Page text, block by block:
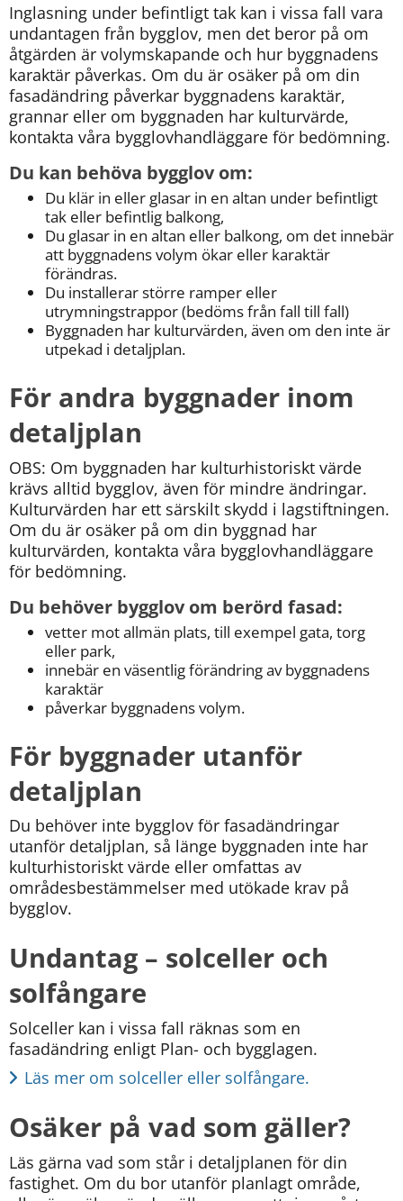
Inglasning under befintligt tak kan i vissa fall vara
undantagen från bygglov, men det beror på om
åtgärden är volymskapande och hur byggnadens
karaktär påverkas. Om du är osäker på om din
fasadändring påverkar byggnadens karaktär,
grannar eller om byggnaden har kulturvärde,
kontakta våra bygglovhandläggare för bedömning.
Du kan behöva bygglov om:
Du klär in eller glasar in en altan under befintligt
tak eller befintlig balkong,
Du glasar in en altan eller balkong, om det innebär
att byggnadens volym ökar eller karaktär
förändras.
Du installerar större ramper eller
utrymningstrappor (bedöms från fall till fall)
Byggnaden har kulturvärden, även om den inte är
utpekad i detaljplan.
För andra byggnader inom
detaljplan
OBS: Om byggnaden har kulturhistoriskt värde
krävs alltid bygglov, även för mindre ändringar.
Kulturvärden har ett särskilt skydd i lagstiftningen.
Om du är osäker på om din byggnad har
kulturvärden, kontakta våra bygglovhandläggare
för bedömning.
Du behöver bygglov om berörd fasad:
vetter mot allmän plats, till exempel gata, torg
eller park,
innebär en väsentlig förändring av byggnadens
karaktär
påverkar byggnadens volym.
För byggnader utanför
detaljplan
Du behöver inte bygglov för fasadändringar
utanför detaljplan, så länge byggnaden inte har
kulturhistoriskt värde eller omfattas av
områdesbestämmelser med utökade krav på
bygglov.
Undantag – solceller och
solfångare
Solceller kan i vissa fall räknas som en
fasadändring enligt Plan- och bygglagen.
Läs mer om solceller eller solfångare.
Osäker på vad som gäller?
Läs gärna vad som står i detaljplanen för din
fastighet. Om du bor utanför planlagt område,